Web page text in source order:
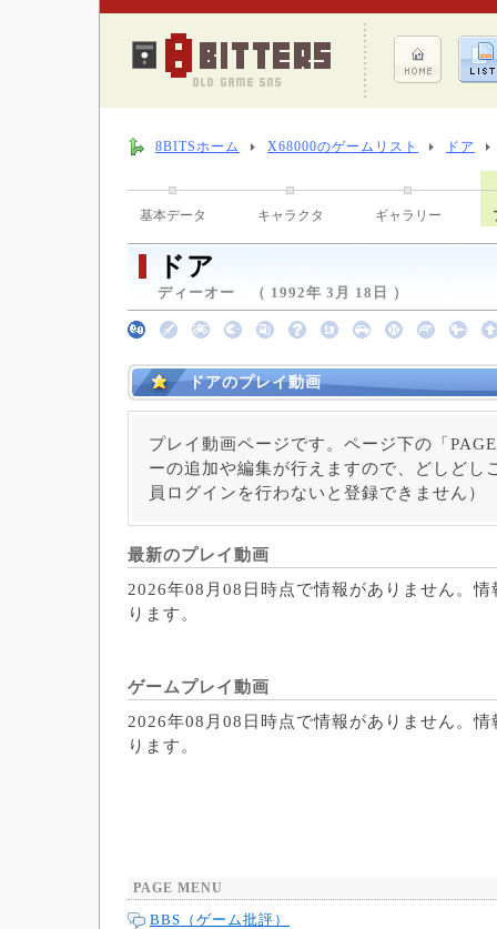
8BITSホーム X68000のゲームリスト ドア
基本データ キャラクタ ギャラリー
ドア
ディーオー （ 1992年 3月 18日 ）
ドアのプレイ動画
プレイ動画ページです。ページ下の「
ーの追加や編集が行えますので、どしどし
員ログインを行わないと登録できません）
最新のプレイ動画
2026年08月08日時点で情報がありません。
ります。
ゲームプレイ動画
2026年08月08日時点で情報がありません。
ります。
PAGE MENU
BBS（ゲーム批評）